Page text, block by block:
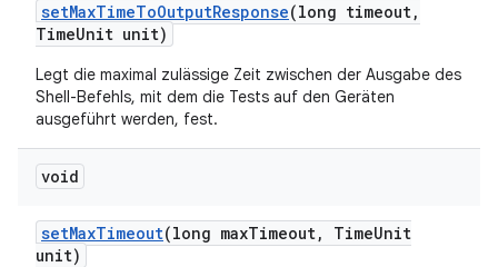
setMaxTimeToOutputResponse(long timeout,
TimeUnit unit)
Legt die maximal zulässige Zeit zwischen der Ausgabe des
Shell-Befehls, mit dem die Tests auf den Geräten
ausgeführt werden, fest.
void
setMaxTimeout(long maxTimeout, TimeUnit
unit)